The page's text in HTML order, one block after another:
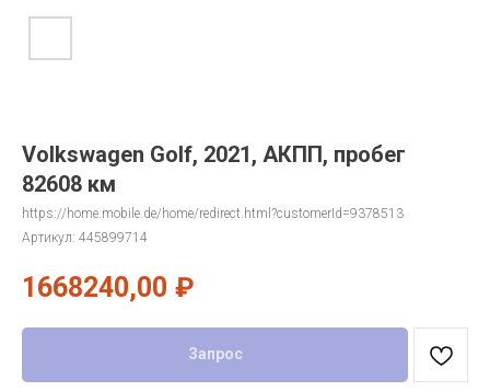
Volkswagen Golf, 2021, АКПП, пробег
82608 км
https://home.mobile.de/home/redirect.html?customerId=9378513
Артикул: 445899714
1668240,00 ₽
Запрос